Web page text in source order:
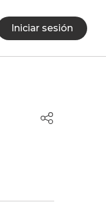
Iniciar sesión